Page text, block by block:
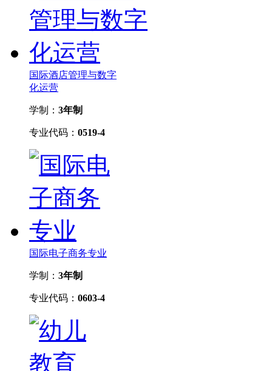
国际酒店管理与数字
化运营
学制： 3年制
专业代码： 0519-4
国际电子商务专业
学制： 3年制
专业代码： 0603-4